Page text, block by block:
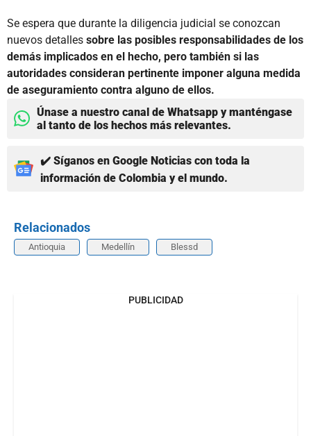
Se espera que durante la diligencia judicial se conozcan
nuevos detalles sobre las posibles responsabilidades de los
demás implicados en el hecho, pero también si las
autoridades consideran pertinente imponer alguna medida
de aseguramiento contra alguno de ellos.
Únase a nuestro canal de Whatsapp y manténgase
al tanto de los hechos más relevantes.
✔️ Síganos en Google Noticias con toda la
información de Colombia y el mundo.
Relacionados
Antioquia Medellín Blessd
PUBLICIDAD